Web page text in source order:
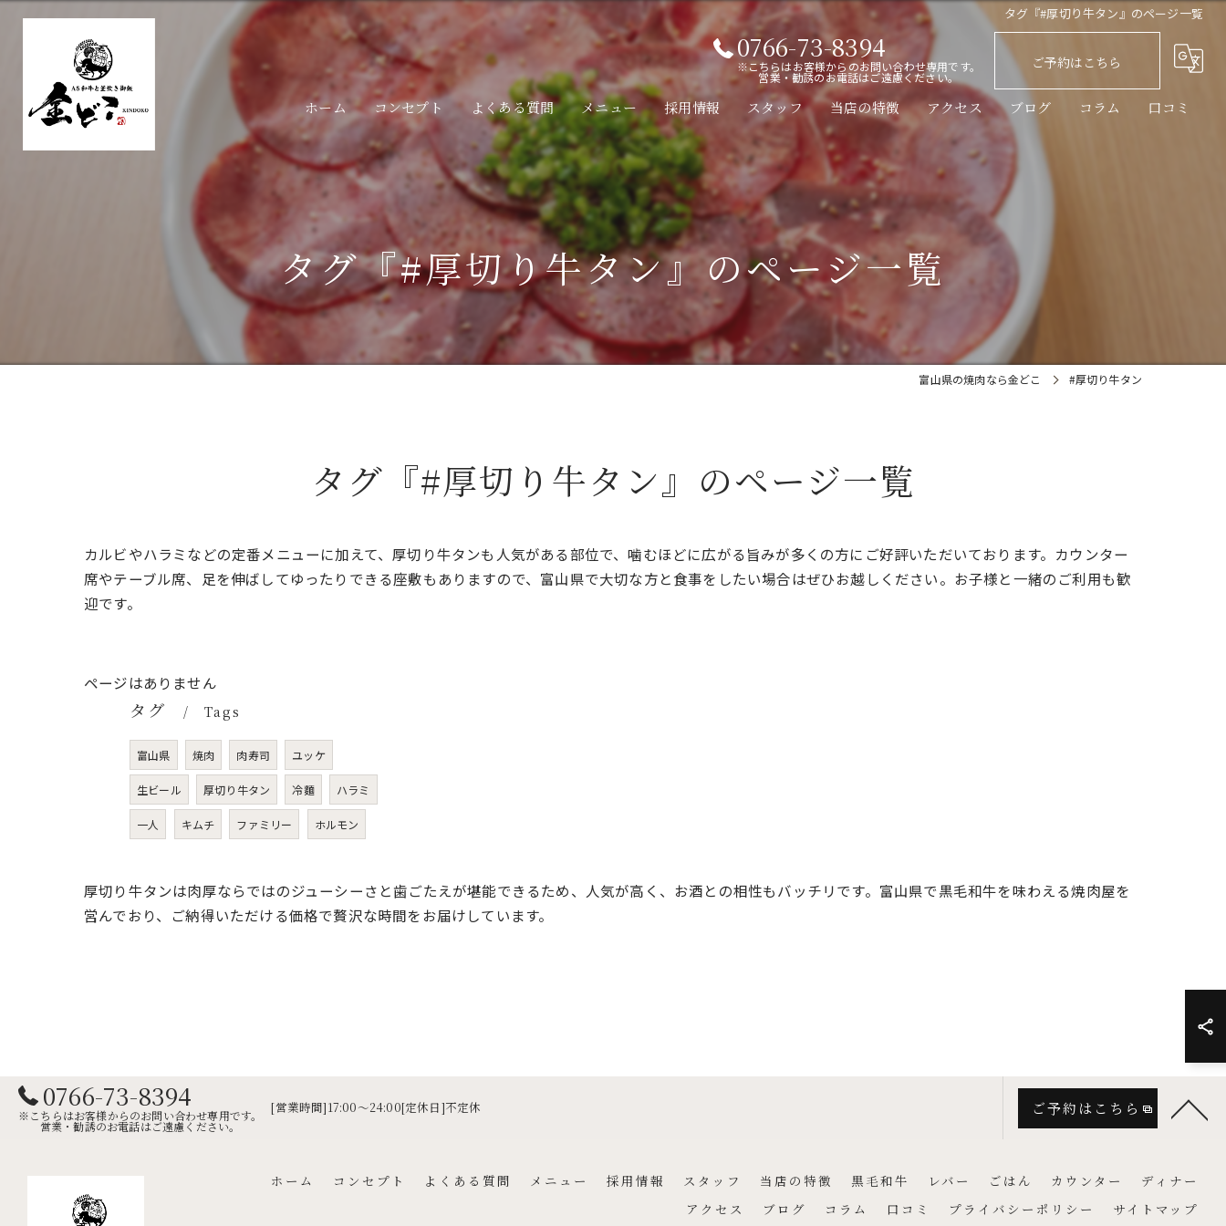
タグ『#厚切り牛タン』のページ一覧
0766-73-8394
※こちらはお客様からのお問い合わせ専用です。
営業・勧誘のお電話はご遠慮ください。
ご予約はこちら
ホーム コンセプト よくある質問 メニュー 採用情報 スタッフ 当店の特徴
黒毛和牛
レバー
ごはん
カウンター
ディナー
アクセス ブログ コラム 口コミ
タグ『#厚切り牛タン』のページ一覧
富山県の焼肉なら金どこ #厚切り牛タン
タグ『#厚切り牛タン』のページ一覧
カルビやハラミなどの定番メニューに加えて、厚切り牛タンも人気がある部位で、噛むほどに広がる旨みが多くの方にご好評いただいております。カウンター
席やテーブル席、足を伸ばしてゆったりできる座敷もありますので、富山県で大切な方と食事をしたい場合はぜひお越しください。お子様と一緒のご利用も歓
迎です。
ページはありません
タグ Tags
富山県 焼肉 肉寿司 ユッケ
生ビール 厚切り牛タン 冷麵 ハラミ
一人 キムチ ファミリー ホルモン
厚切り牛タンは肉厚ならではのジューシーさと歯ごたえが堪能できるため、人気が高く、お酒との相性もバッチリです。富山県で黒毛和牛を味わえる焼肉屋を
営んでおり、ご納得いただける価格で贅沢な時間をお届けしています。
0766-73-8394
※こちらはお客様からのお問い合わせ専用です。
営業・勧誘のお電話はご遠慮ください。
[営業時間]17:00～24:00[定休日]不定休 ご予約はこちら
ホーム コンセプト よくある質問 メニュー 採用情報 スタッフ 当店の特徴 黒毛和牛 レバー ごはん カウンター
ディナー
アクセス
ブログ コラム 口コミ プライバシーポリシー サイトマップ